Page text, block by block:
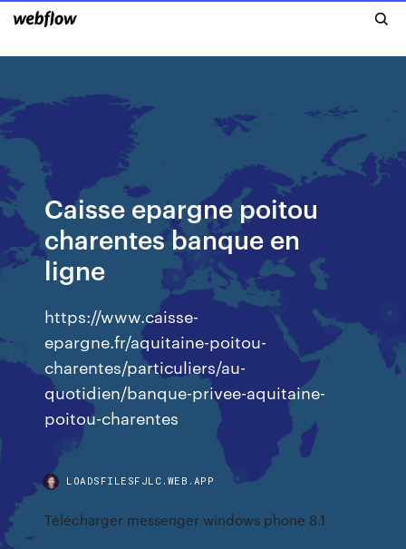
Caisse epargne poitou
charentes banque en
ligne
https://www.caisse-
epargne.fr/aquitaine-poitou-
charentes/particuliers/au-
quotidien/banque-privee-aquitaine-
poitou-charentes
LOADSFILESFJLC.WEB.APP
Télécharger messenger windows phone 8.1